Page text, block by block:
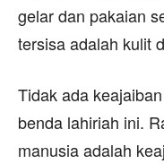
gelar dan pakaian
tersisa adalah kulit
Tidak ada
benda lahiriah ini.
manusia adalah